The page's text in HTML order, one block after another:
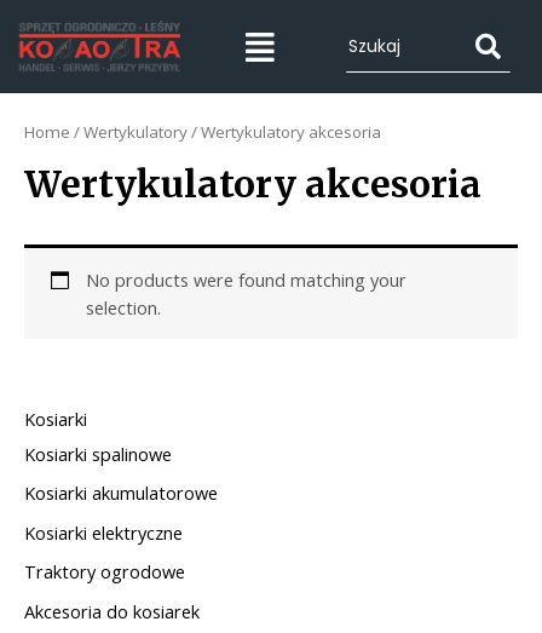
Kosiarki
Kosiarki spalinowe
Kosiarki akumulatorowe
Kosiarki elektryczne
Traktory ogrodowe
Akcesoria do kosiarek
Home /Wertykulatory/ Wertykulatory akcesoria
Wertykulatory akcesoria
No products were found matching your
selection.